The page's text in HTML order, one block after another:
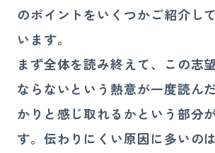
のポイントをいくつかご紹介し
います。
まず全体を読み終えて、この志
ならないという熱意が一度読ん
かりと感じ取れるかという部分
す。伝わりにくい原因に多いの